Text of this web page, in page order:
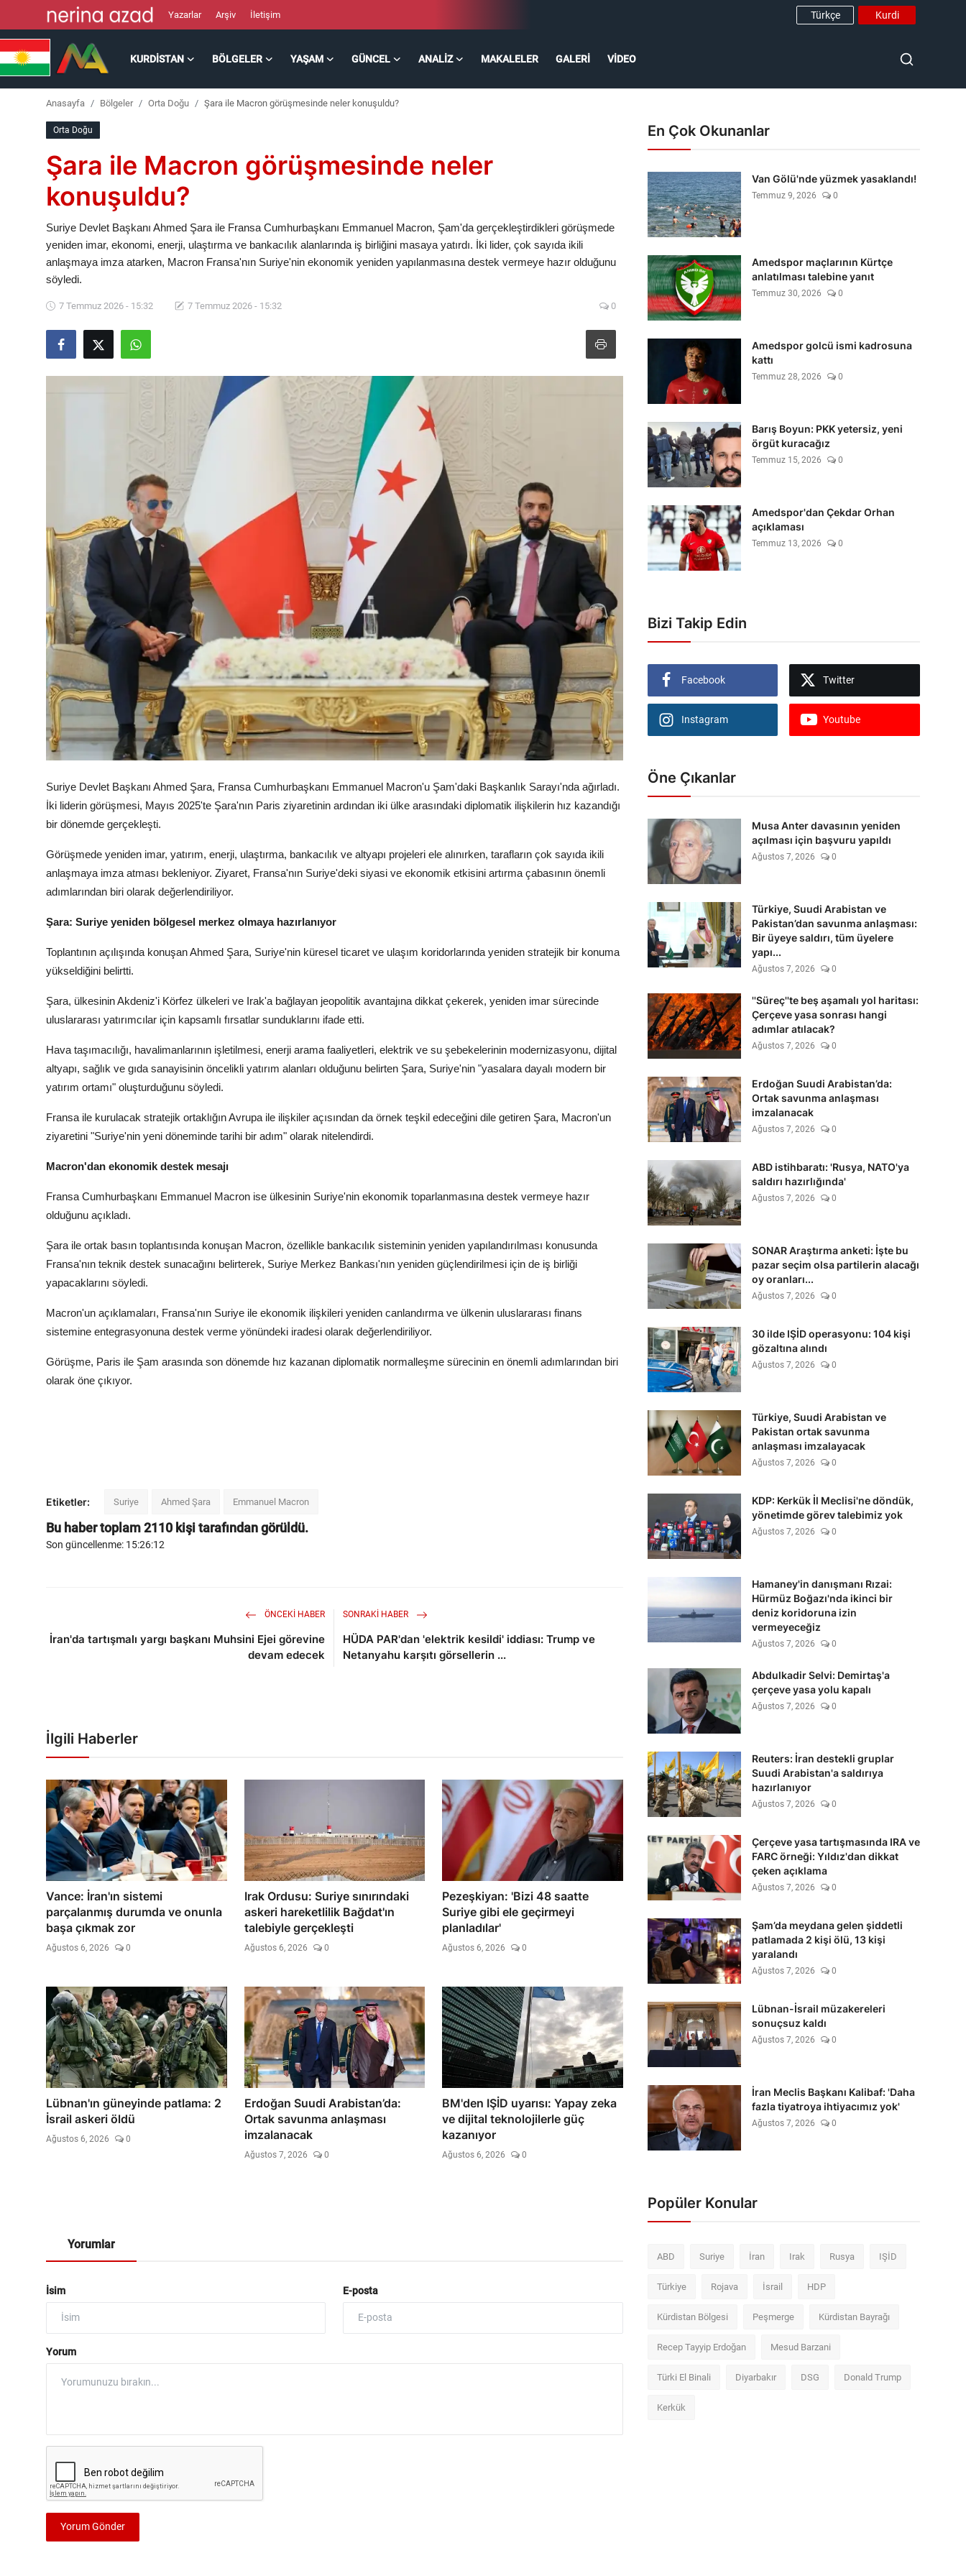
Yazarlar Arşiv İletişim Türkçe Kurdi
KURDISTAN BÖLGELER YAŞAM GÜNCEL ANALIZ MAKALELER GALERI VIDEO
Güncel
Makaleler
Anasayfa Bölgeler Orta Doğu Şara ile Macron görüşmesinde neler konuşuldu?
Orta Doğu
Şara ile Macron görüşmesinde neler
konuşuldu?
Suriye Devlet Başkanı Ahmed Şara ile Fransa Cumhurbaşkanı Emmanuel Macron, Şam'da gerçekleştirdikleri görüşmede
yeniden imar, ekonomi, enerji, ulaştırma ve bankacılık alanlarında iş birliğini masaya yatırdı. İki lider, çok sayıda ikili
anlaşmaya imza atarken, Macron Fransa'nın Suriye'nin ekonomik yeniden yapılanmasına destek vermeye hazır olduğunu
söyledi.
7 Temmuz 2026 - 15:32 7 Temmuz 2026 - 15:32 0
Suriye Devlet Başkanı Ahmed Şara, Fransa Cumhurbaşkanı Emmanuel Macron'u Şam'daki Başkanlık Sarayı'nda ağırladı.
İki liderin görüşmesi, Mayıs 2025'te Şara'nın Paris ziyaretinin ardından iki ülke arasındaki diplomatik ilişkilerin hız kazandığı
bir dönemde gerçekleşti.
Görüşmede yeniden imar, yatırım, enerji, ulaştırma, bankacılık ve altyapı projeleri ele alınırken, tarafların çok sayıda ikili
anlaşmaya imza atması bekleniyor. Ziyaret, Fransa'nın Suriye'deki siyasi ve ekonomik etkisini artırma çabasının önemli
adımlarından biri olarak değerlendiriliyor.
Şara: Suriye yeniden bölgesel merkez olmaya hazırlanıyor
Toplantının açılışında konuşan Ahmed Şara, Suriye'nin küresel ticaret ve ulaşım koridorlarında yeniden stratejik bir konuma
yükseldiğini belirtti.
Şara, ülkesinin Akdeniz'i Körfez ülkeleri ve Irak'a bağlayan jeopolitik avantajına dikkat çekerek, yeniden imar sürecinde
uluslararası yatırımcılar için kapsamlı fırsatlar sunduklarını ifade etti.
Hava taşımacılığı, havalimanlarının işletilmesi, enerji arama faaliyetleri, elektrik ve su şebekelerinin modernizasyonu, dijital
altyapı, sağlık ve gıda sanayisinin öncelikli yatırım alanları olduğunu belirten Şara, Suriye'nin "yasalara dayalı modern bir
yatırım ortamı" oluşturduğunu söyledi.
Fransa ile kurulacak stratejik ortaklığın Avrupa ile ilişkiler açısından da örnek teşkil edeceğini dile getiren Şara, Macron'un
ziyaretini "Suriye'nin yeni döneminde tarihi bir adım" olarak nitelendirdi.
Macron'dan ekonomik destek mesajı
Fransa Cumhurbaşkanı Emmanuel Macron ise ülkesinin Suriye'nin ekonomik toparlanmasına destek vermeye hazır
olduğunu açıkladı.
Şara ile ortak basın toplantısında konuşan Macron, özellikle bankacılık sisteminin yeniden yapılandırılması konusunda
Fransa'nın teknik destek sunacağını belirterek, Suriye Merkez Bankası'nın yeniden güçlendirilmesi için de iş birliği
yapacaklarını söyledi.
Macron'un açıklamaları, Fransa'nın Suriye ile ekonomik ilişkileri yeniden canlandırma ve ülkenin uluslararası finans
sistemine entegrasyonuna destek verme yönündeki iradesi olarak değerlendiriliyor.
Görüşme, Paris ile Şam arasında son dönemde hız kazanan diplomatik normalleşme sürecinin en önemli adımlarından biri
olarak öne çıkıyor.
Etiketler: Suriye Ahmed Şara Emmanuel Macron
Bu haber toplam2110 kişi tarafından görüldü.
Son güncellenme: 15:26:12
ÖNCEKI HABER
İran'da tartışmalı yargı başkanı Muhsini Ejei görevine
devam edecek
SONRAKI HABER
HÜDA PAR'dan 'elektrik kesildi' iddiası: Trump ve
Netanyahu karşıtı görsellerin ...
İlgili Haberler
Vance: İran'ın sistemi
parçalanmış durumda ve onunla
başa çıkmak zor
Ağustos 6, 2026 0
Irak Ordusu: Suriye sınırındaki
askeri hareketlilik Bağdat'ın
talebiyle gerçekleşti
Ağustos 6, 2026 0
Pezeşkiyan: 'Bizi 48 saatte
Suriye gibi ele geçirmeyi
planladılar'
Ağustos 6, 2026 0
Lübnan'ın güneyinde patlama: 2
İsrail askeri öldü
Ağustos 6, 2026 0
Erdoğan Suudi Arabistan’da:
Ortak savunma anlaşması
imzalanacak
Ağustos 7, 2026 0
BM'den IŞİD uyarısı: Yapay zeka
ve dijital teknolojilerle güç
kazanıyor
Ağustos 6, 2026 0
Yorumlar
İsim E-posta
Yorum
Yorum Gönder
En Çok Okunanlar
Van Gölü'nde yüzmek yasaklandı!
Temmuz 9, 2026 0
Amedspor maçlarının Kürtçe
anlatılması talebine yanıt
Temmuz 30, 2026 0
Amedspor golcü ismi kadrosuna
kattı
Temmuz 28, 2026 0
Barış Boyun: PKK yetersiz, yeni
örgüt kuracağız
Temmuz 15, 2026 0
Amedspor'dan Çekdar Orhan
açıklaması
Temmuz 13, 2026 0
Bizi Takip Edin
Facebook Twitter
Instagram Youtube
Öne Çıkanlar
Musa Anter davasının yeniden
açılması için başvuru yapıldı
Ağustos 7, 2026 0
Türkiye, Suudi Arabistan ve
Pakistan’dan savunma anlaşması:
Bir üyeye saldırı, tüm üyelere
yapı...
Ağustos 7, 2026 0
''Süreç''te beş aşamalı yol haritası:
Çerçeve yasa sonrası hangi
adımlar atılacak?
Ağustos 7, 2026 0
Erdoğan Suudi Arabistan’da:
Ortak savunma anlaşması
imzalanacak
Ağustos 7, 2026 0
ABD istihbaratı: 'Rusya, NATO'ya
saldırı hazırlığında'
Ağustos 7, 2026 0
SONAR Araştırma anketi: İşte bu
pazar seçim olsa partilerin alacağı
oy oranları...
Ağustos 7, 2026 0
30 ilde IŞİD operasyonu: 104 kişi
gözaltına alındı
Ağustos 7, 2026 0
Türkiye, Suudi Arabistan ve
Pakistan ortak savunma
anlaşması imzalayacak
Ağustos 7, 2026 0
KDP: Kerkük İl Meclisi'ne döndük,
yönetimde görev talebimiz yok
Ağustos 7, 2026 0
Hamaney'in danışmanı Rızai:
Hürmüz Boğazı'nda ikinci bir
deniz koridoruna izin
vermeyeceğiz
Ağustos 7, 2026 0
Abdulkadir Selvi: Demirtaş'a
çerçeve yasa yolu kapalı
Ağustos 7, 2026 0
Reuters: İran destekli gruplar
Suudi Arabistan'a saldırıya
hazırlanıyor
Ağustos 7, 2026 0
Çerçeve yasa tartışmasında IRA ve
FARC örneği: Yıldız'dan dikkat
çeken açıklama
Ağustos 7, 2026 0
Şam’da meydana gelen şiddetli
patlamada 2 kişi ölü, 13 kişi
yaralandı
Ağustos 7, 2026 0
Lübnan-İsrail müzakereleri
sonuçsuz kaldı
Ağustos 7, 2026 0
İran Meclis Başkanı Kalibaf: 'Daha
fazla tiyatroya ihtiyacımız yok'
Ağustos 7, 2026 0
Popüler Konular
ABD Suriye İran Irak Rusya IŞİD
Türkiye Rojava İsrail HDP
Kürdistan Bölgesi Peşmerge Kürdistan Bayrağı
Recep Tayyip Erdoğan Mesud Barzani
Türki El Binali Diyarbakır DSG Donald Trump
Kerkük